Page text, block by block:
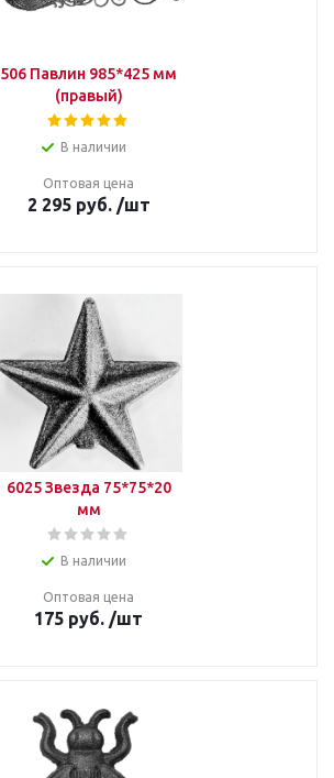
506 Павлин 985*425 мм
(правый)
В наличии
Оптовая цена
2 295руб. /шт
6025 Звезда 75*75*20
мм
В наличии
Оптовая цена
175 руб. /шт